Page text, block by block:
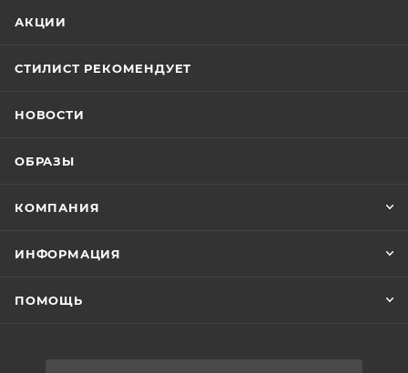
АКЦИИ
СТИЛИСТ РЕКОМЕНДУЕТ
НОВОСТИ
ОБРАЗЫ
КОМПАНИЯ
ИНФОРМАЦИЯ
ПОМОЩЬ